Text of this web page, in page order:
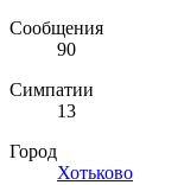
Сообщения
90
Симпатии
13
Город
Хотьково